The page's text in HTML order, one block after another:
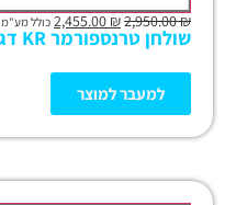
₪
2,950.00
₪ כולל מע"מ
שולחן טרנספורמר KR דגם 1901 אורך 120
למעבר למוצר